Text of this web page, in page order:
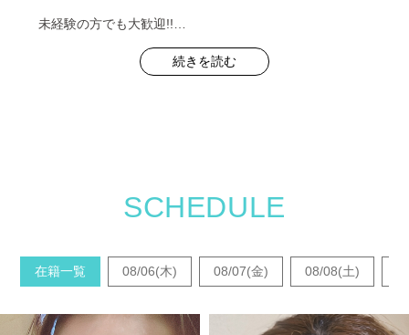
未経験の方でも大歓迎!!
続きを読む
SCHEDULE
在籍一覧 08/06(木) 08/07(金) 08/08(土)